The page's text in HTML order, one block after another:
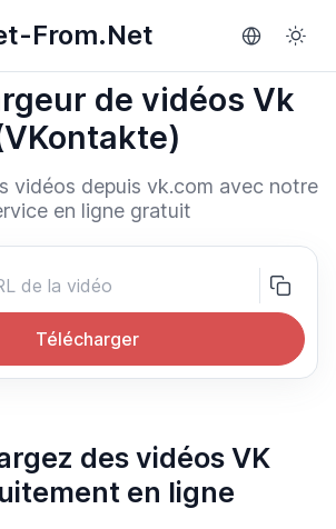
From.Net
de vidéos Vk
vidéos depuis vk.com avec notre
en ligne gratuit
Télécharger
des vidéos VK
en ligne